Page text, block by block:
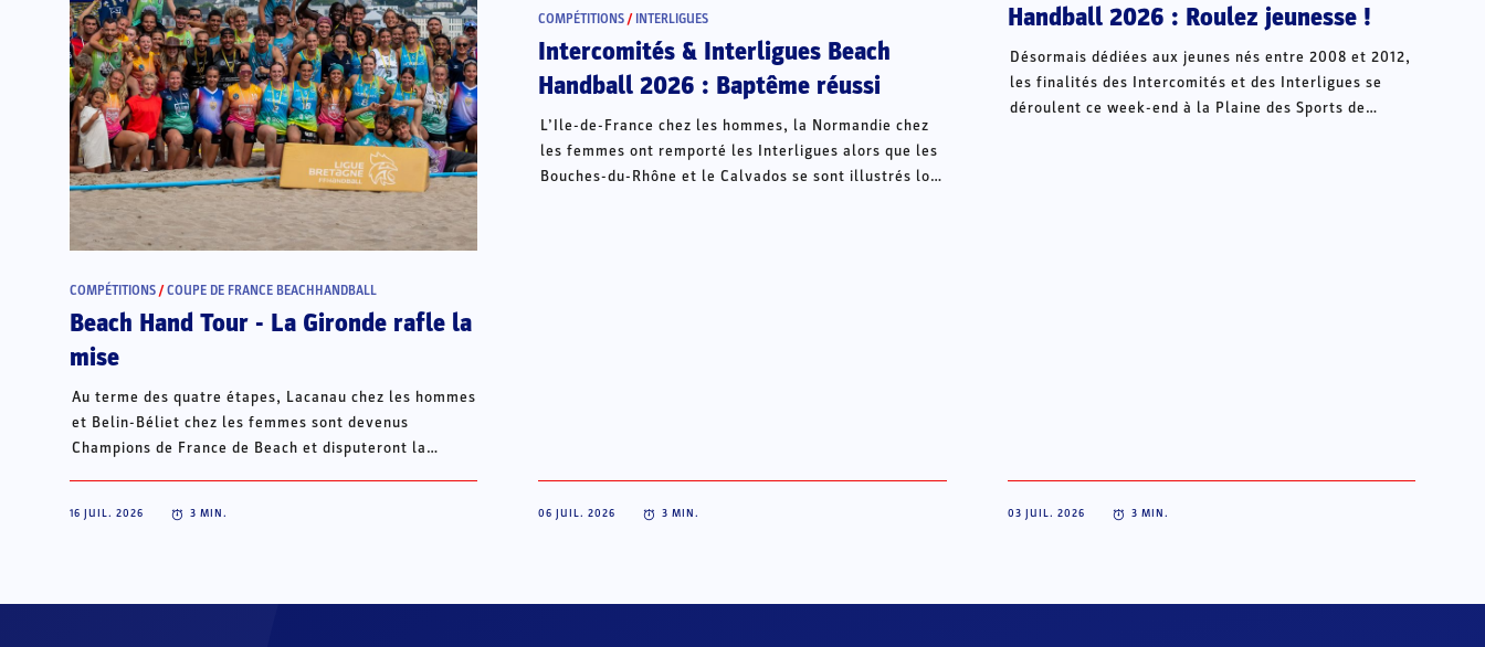
COMPÉTITIONS /COUPE DE FRANCE BEACHHANDBALL
Beach Hand Tour - La Gironde rafle la
mise
Au terme des quatre étapes, Lacanau chez les hommes
et Belin-Béliet chez les femmes sont devenus
Champions de France de Beach et disputeront la
16 JUIL. 2026 3 MIN.
COMPÉTITIONS / INTERLIGUES
Intercomités & Interligues Beach
Handball 2026 : Baptême réussi
L’Ile-de-France chez les hommes, la Normandie chez
les femmes ont remporté les Interligues alors que les
Bouches-du-Rhône et le Calvados se sont illustrés lors
06 JUIL. 2026 3 MIN.
Handball 2026 : Roulez jeunesse !
Désormais dédiées aux jeunes nés entre 2008 et 2012,
les finalités des Intercomités et des Interligues se
déroulent ce week-end à la Plaine des Sports de
03 JUIL. 2026 3 MIN.